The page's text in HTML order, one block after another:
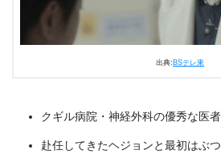
出典: BSテレ東
クギル病院・神経外科の優秀な医者
赴任してきたヘジョンと最初はぶ